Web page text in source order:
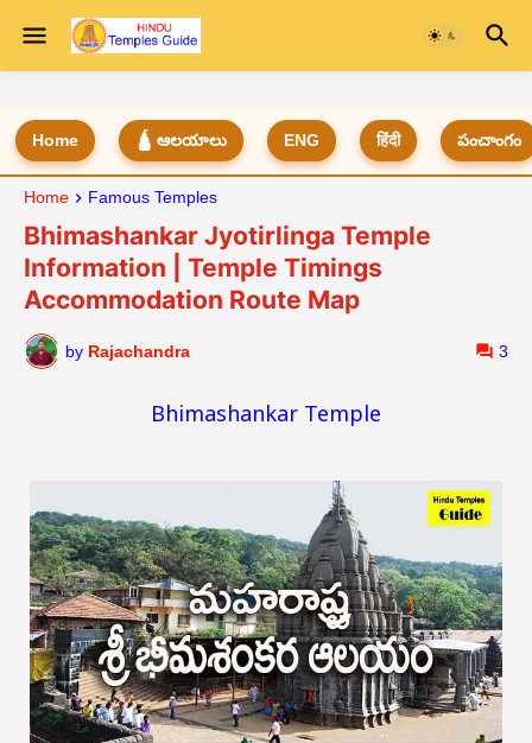
Home 🛕 ఆలయాలు ENG हिंदी పంచాంగం
Home Famous Temples
Bhimashankar Jyotirlinga Temple
Information | Temple Timings
Accommodation Route Map
by Rajachandra 3
Bhimashankar Temple